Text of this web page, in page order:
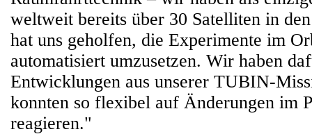
weltweit bereits über 30 Satelliten in
hat uns geholfen, die Experimente im
automatisiert umzusetzen. Wir haben
Entwicklungen aus unserer TUBIN-
konnten so flexibel auf Änderungen im
reagieren."